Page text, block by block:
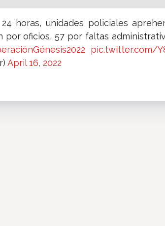
horas, unidades policiales
por oficios, 57 por faltas
pic.twitter.com/
April 16, 2022